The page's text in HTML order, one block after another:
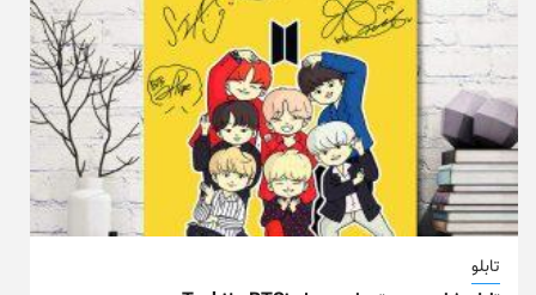
تابلو